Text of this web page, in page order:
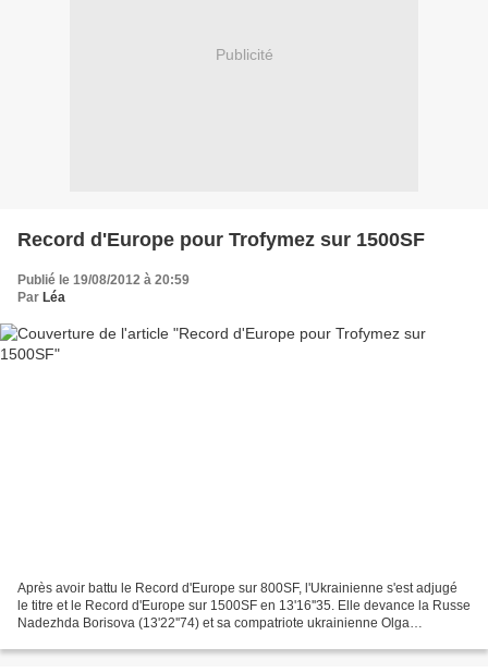
Publicité
Record d'Europe pour Trofymez sur 1500SF
Publié le 19/08/2012 à 20:59
Par Léa
Après avoir battu le Record d'Europe sur 800SF, l'Ukrainienne s'est adjugé
le titre et le Record d'Europe sur 1500SF en 13'16''35. Elle devance la Russe
Nadezhda Borisova (13'22''74) et sa compatriote ukrainienne Olga